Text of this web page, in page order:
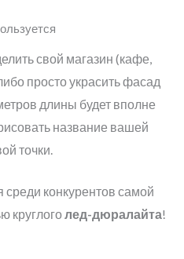
свой магазин (кафе,
просто украсить фасад
длины будет вполне
название вашей
точки.
конкурентов самой
круглого лед-дюралайта!